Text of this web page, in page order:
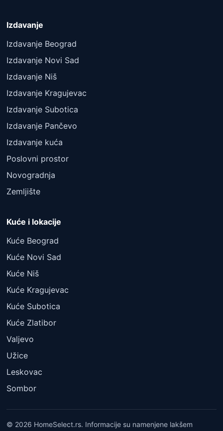
Izdavanje
Izdavanje Beograd
Izdavanje Novi Sad
Izdavanje Niš
Izdavanje Kragujevac
Izdavanje Subotica
Izdavanje Pančevo
Izdavanje kuća
Poslovni prostor
Novogradnja
Zemljište
Kuće i lokacije
Kuće Beograd
Kuće Novi Sad
Kuće Niš
Kuće Kragujevac
Kuće Subotica
Kuće Zlatibor
Valjevo
Užice
Leskovac
Sombor
© 2026 HomeSelect.rs. Informacije su namenjene lakšem